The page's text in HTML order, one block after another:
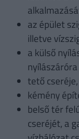
az épület
illetve
a külső
tető
kémény
belső tér
cseréjét, a